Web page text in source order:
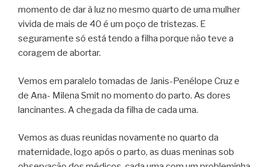
momento de dar à luz no mesmo quarto de uma mulher
vivida de mais de 40 é um poço de tristezas. E
seguramente só está tendo a filha porque não teve a
coragem de abortar.
Vemos em paralelo tomadas de Janis-Penélope Cruz e
de Ana- Milena Smit no momento do parto. As dores
lancinantes. A chegada da filha de cada uma.
Vemos as duas reunidas novamente no quarto da
maternidade, logo após o parto, as duas meninas sob